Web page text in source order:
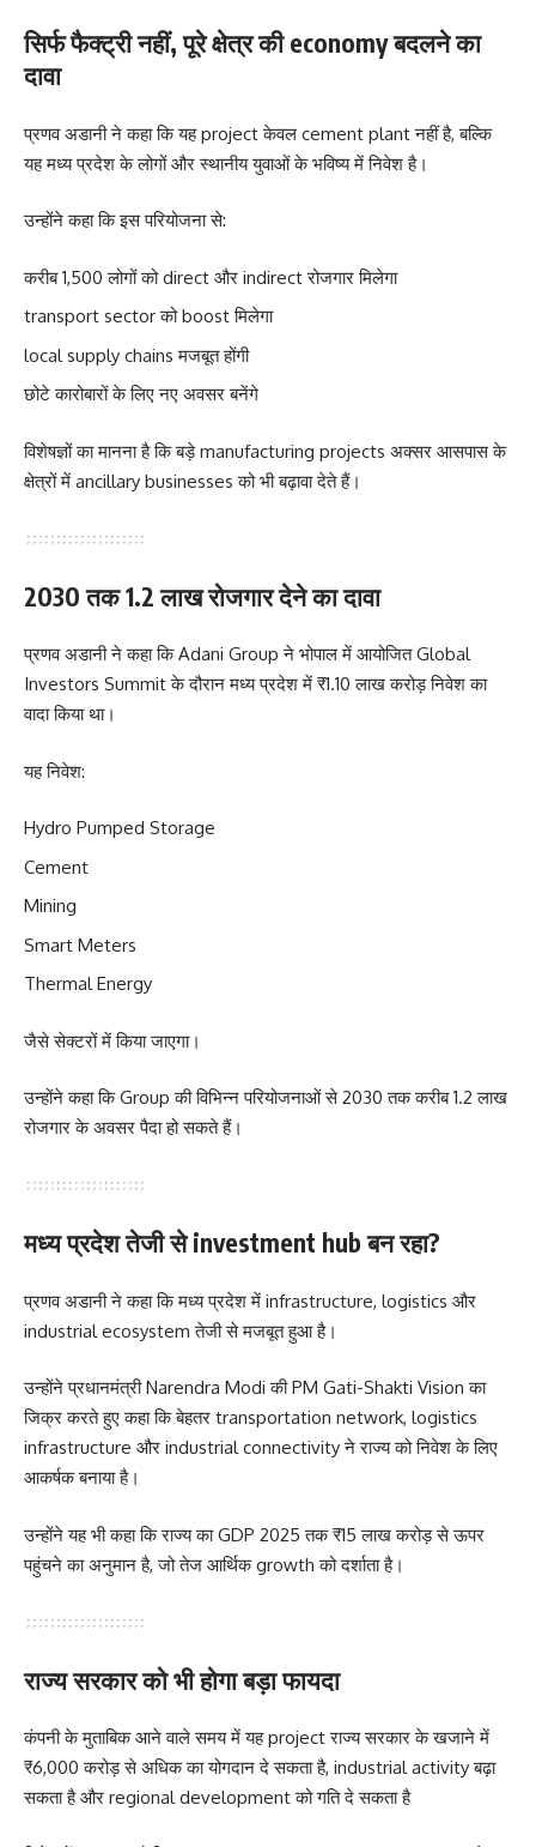
सिर्फ फैक्ट्री नहीं, पूरे क्षेत्र की economy बदलने का
दावा
प्रणव अडानी ने कहा कि यह project केवल cement plant नहीं है, बल्कि
यह मध्य प्रदेश के लोगों और स्थानीय युवाओं के भविष्य में निवेश है।
उन्होंने कहा कि इस परियोजना से:
करीब 1,500 लोगों को direct और indirect रोजगार मिलेगा
transport sector को boost मिलेगा
local supply chains मजबूत होंगी
छोटे कारोबारों के लिए नए अवसर बनेंगे
विशेषज्ञों का मानना है कि बड़े manufacturing projects अक्सर आसपास के
क्षेत्रों में ancillary businesses को भी बढ़ावा देते हैं।
2030 तक 1.2 लाख रोजगार देने का दावा
प्रणव अडानी ने कहा कि Adani Group ने भोपाल में आयोजित Global
Investors Summit के दौरान मध्य प्रदेश में ₹1.10 लाख करोड़ निवेश का
वादा किया था।
यह निवेश:
Hydro Pumped Storage
Cement
Mining
Smart Meters
Thermal Energy
जैसे सेक्टरों में किया जाएगा।
उन्होंने कहा कि Group की विभिन्न परियोजनाओं से 2030 तक करीब 1.2 लाख
रोजगार के अवसर पैदा हो सकते हैं।
मध्य प्रदेश तेजी से investment hub बन रहा?
प्रणव अडानी ने कहा कि मध्य प्रदेश में infrastructure, logistics और
industrial ecosystem तेजी से मजबूत हुआ है।
उन्होंने प्रधानमंत्री Narendra Modi की PM Gati-Shakti Vision का
जिक्र करते हुए कहा कि बेहतर transportation network, logistics
infrastructure और industrial connectivity ने राज्य को निवेश के लिए
आकर्षक बनाया है।
उन्होंने यह भी कहा कि राज्य का GDP 2025 तक ₹15 लाख करोड़ से ऊपर
पहुंचने का अनुमान है, जो तेज आर्थिक growth को दर्शाता है।
राज्य सरकार को भी होगा बड़ा फायदा
कंपनी के मुताबिक आने वाले समय में यह project राज्य सरकार के खजाने में
₹6,000 करोड़ से अधिक का योगदान दे सकता है, industrial activity बढ़ा
सकता है और regional development को गति दे सकता है